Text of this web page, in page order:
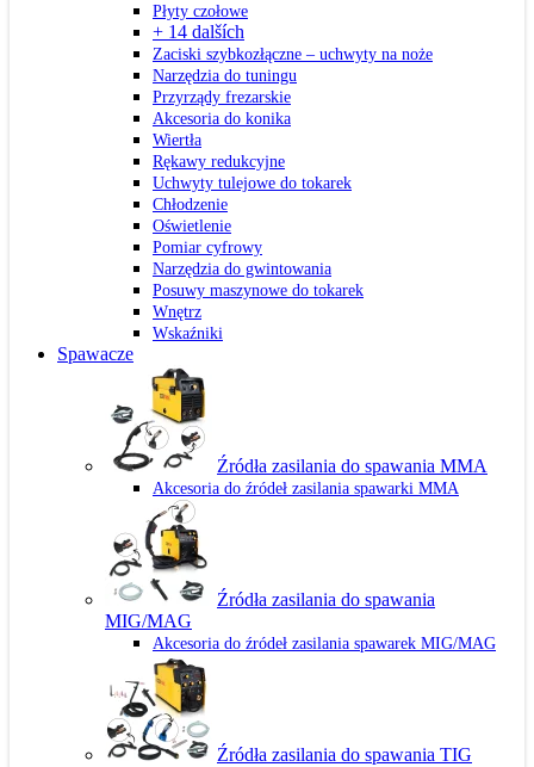
Płyty czołowe
+ 14 dalších
Zaciski szybkozłączne – uchwyty na noże
Narzędzia do tuningu
Przyrządy frezarskie
Akcesoria do konika
Wiertła
Rękawy redukcyjne
Uchwyty tulejowe do tokarek
Chłodzenie
Oświetlenie
Pomiar cyfrowy
Narzędzia do gwintowania
Posuwy maszynowe do tokarek
Wnętrz
Wskaźniki
Spawacze
Źródła zasilania do spawania MMA
Akcesoria do źródeł zasilania spawarki MMA
Źródła zasilania do spawania
MIG/MAG
Akcesoria do źródeł zasilania spawarek MIG/MAG
Źródła zasilania do spawania TIG